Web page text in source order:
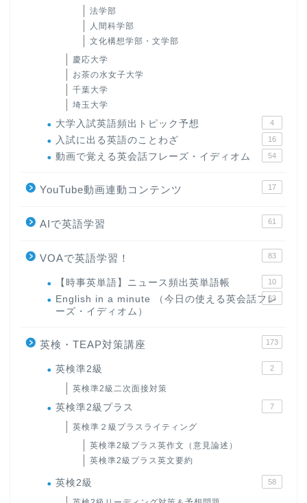
法学部
人間科学部
文化構想学部・文学部
慶応大学
お茶の水女子大学
千葉大学
埼玉大学
大学入試英語頻出トピック予想 4
入試に出る英語のことわざ 16
動画で覚える英会話フレーズ・イディオム 54
YouTube動画連動コンテンツ 17
AIで英語学習 61
VOAで英語学習！ 83
【時事英単語】ニュース頻出英単語帳 10
English in a minute （今日の使える英会話フレ
ーズ・イディオム）
63
英検・TEAP対策講座 173
英検準2級 2
英検準2級二次面接対策
英検準2級プラス 7
英検準２級プラスライティング
英検準2級プラス英作文（意見論述）
英検準2級プラス英文要約
英検2級 58